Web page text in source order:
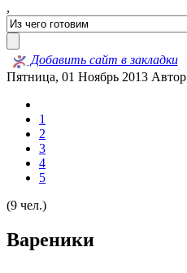
,
Добавить сайт в закладки
Пятница, 01 Ноябрь 2013 Автор
1
2
3
4
5
(9 чел.)
Вареники